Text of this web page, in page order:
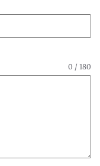
0 / 180